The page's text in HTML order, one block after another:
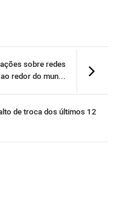
sobre redes
redor do mun...
de troca dos últimos 12